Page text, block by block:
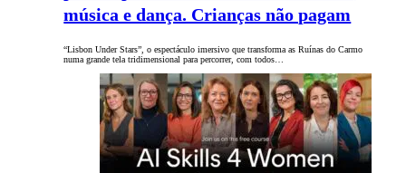
música e dança. Crianças não pagam
“Lisbon Under Stars”, o espectáculo imersivo que transforma as Ruínas do Carmo
numa grande tela tridimensional para percorrer, com todos…